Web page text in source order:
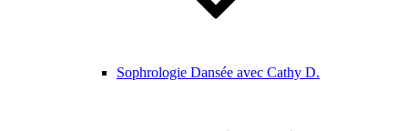
Sophrologie Dansée avec Cathy D.